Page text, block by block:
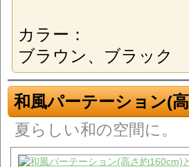
カラー：
ブラウン、ブラック
和風パーテーション(
夏らしい和の空間に。